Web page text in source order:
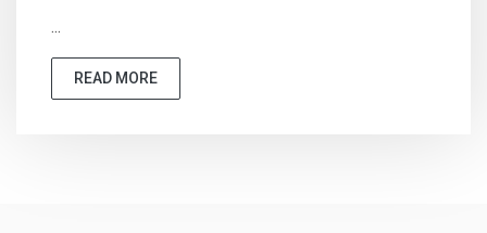
...
READ MORE